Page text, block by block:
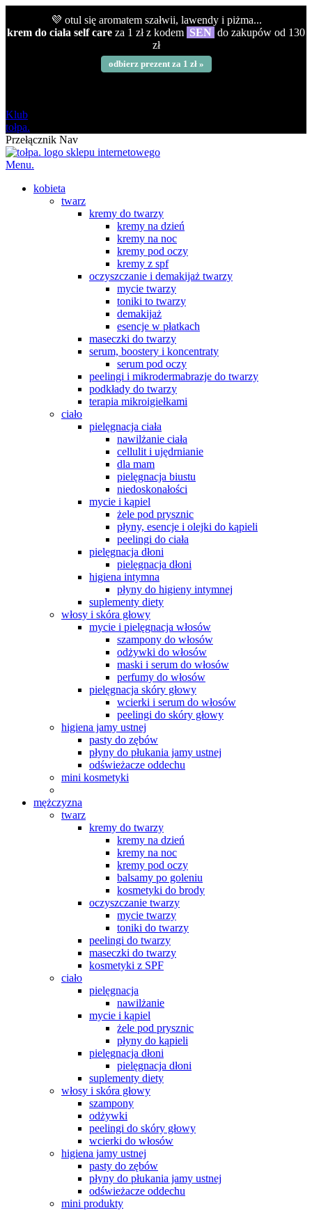
💜 otul się aromatem szałwii, lawendy i piżma...
krem do ciała self care za 1 zł z kodem SEN do zakupów od 130
zł
odbierz prezent za 1 zł »
Klub
tołpa.
Przełącznik Nav
Menu.
kobieta
twarz
kremy do twarzy
kremy na dzień
kremy na noc
kremy pod oczy
kremy z spf
oczyszczanie i demakijaż twarzy
mycie twarzy
toniki to twarzy
demakijaż
esencje w płatkach
maseczki do twarzy
serum, boostery i koncentraty
serum pod oczy
peelingi i mikrodermabrazje do twarzy
podkłady do twarzy
terapia mikroigiełkami
ciało
pielęgnacja ciała
nawilżanie ciała
cellulit i ujędrnianie
dla mam
pielęgnacja biustu
niedoskonałości
mycie i kąpiel
żele pod prysznic
płyny, esencje i olejki do kąpieli
peelingi do ciała
pielęgnacja dłoni
pielęgnacja dłoni
higiena intymna
płyny do higieny intymnej
suplementy diety
włosy i skóra głowy
mycie i pielęgnacja włosów
szampony do włosów
odżywki do włosów
maski i serum do włosów
perfumy do włosów
pielęgnacja skóry głowy
wcierki i serum do włosów
peelingi do skóry głowy
higiena jamy ustnej
pasty do zębów
płyny do płukania jamy ustnej
odświeżacze oddechu
mini kosmetyki
mężczyzna
twarz
kremy do twarzy
kremy na dzień
kremy na noc
kremy pod oczy
balsamy po goleniu
kosmetyki do brody
oczyszczanie twarzy
mycie twarzy
toniki do twarzy
peelingi do twarzy
maseczki do twarzy
kosmetyki z SPF
ciało
pielęgnacja
nawilżanie
mycie i kąpiel
żele pod prysznic
płyny do kąpieli
pielęgnacja dłoni
pielęgnacja dłoni
suplementy diety
włosy i skóra głowy
szampony
odżywki
peelingi do skóry głowy
wcierki do włosów
higiena jamy ustnej
pasty do zębów
płyny do płukania jamy ustnej
odświeżacze oddechu
mini produkty